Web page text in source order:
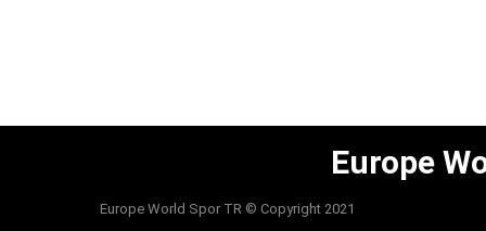
Europe
Europe World Spor TR © Copyright 2021